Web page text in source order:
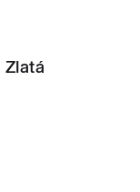
Zlatá